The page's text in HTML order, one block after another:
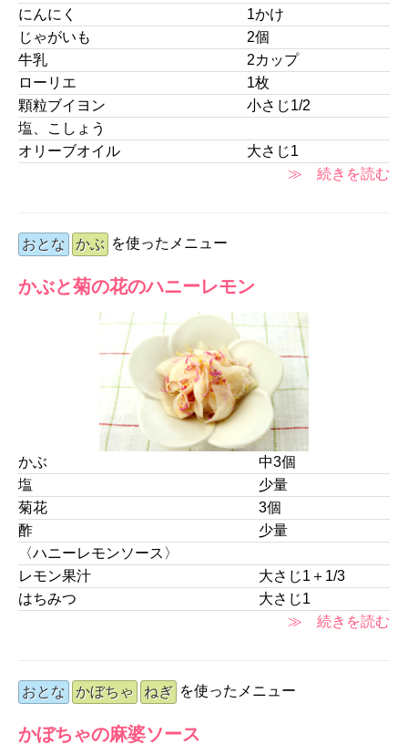
にんにく
1かけ
じゃがいも
2個
牛乳
2カップ
ローリエ
1枚
顆粒ブイヨン
小さじ1/2
塩、こしょう
オリーブオイル
大さじ1
≫ 続きを読む
おとな かぶ を使ったメニュー
かぶと菊の花のハニーレモン
かぶ
中3個
塩
少量
菊花
3個
酢
少量
〈ハニーレモンソース〉
レモン果汁
大さじ1＋1/3
はちみつ
大さじ1
≫ 続きを読む
おとな かぼちゃ ねぎ を使ったメニュー
かぼちゃの麻婆ソース